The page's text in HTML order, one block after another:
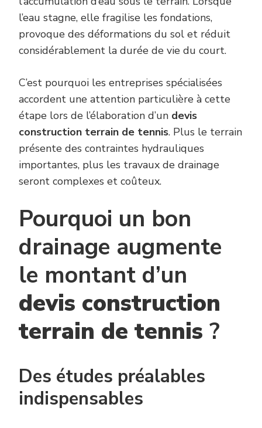
l’eau stagne, elle fragilise les fondations,
provoque des déformations du sol et réduit
considérablement la durée de vie du court.
C’est pourquoi les entreprises spécialisées
accordent une attention particulière à cette
étape lors de l’élaboration d’un devis
construction terrain de tennis. Plus le terrain
présente des contraintes hydrauliques
importantes, plus les travaux de drainage
seront complexes et coûteux.
Pourquoi un bon
drainage augmente
le montant d’un
devis construction
terrain de tennis ?
Des études préalables
indispensables